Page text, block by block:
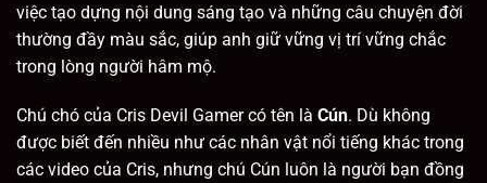
việc tạo dựng nội dung sáng tạo và những câu chuyện đời
thường đầy màu sắc, giúp anh giữ vững vị trí vững chắc
trong lòng người hâm mộ.
Chú chó của Cris Devil Gamer có tên là Cún. Dù không
được biết đến nhiều như các nhân vật nổi tiếng khác trong
các video của Cris, nhưng chú Cún luôn là người bạn đồng